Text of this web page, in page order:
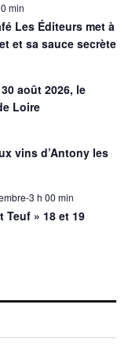
min
Les Éditeurs met à
et sa sauce secrète
août 2026, le
Loire
vins d’Antony les
3 h 00 min
Teuf » 18 et 19